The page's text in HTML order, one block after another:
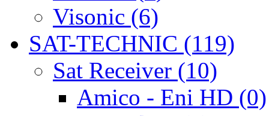
Visonic (6)
SAT-TECHNIC (119)
Sat Receiver (10)
Amico - Eni HD (0)